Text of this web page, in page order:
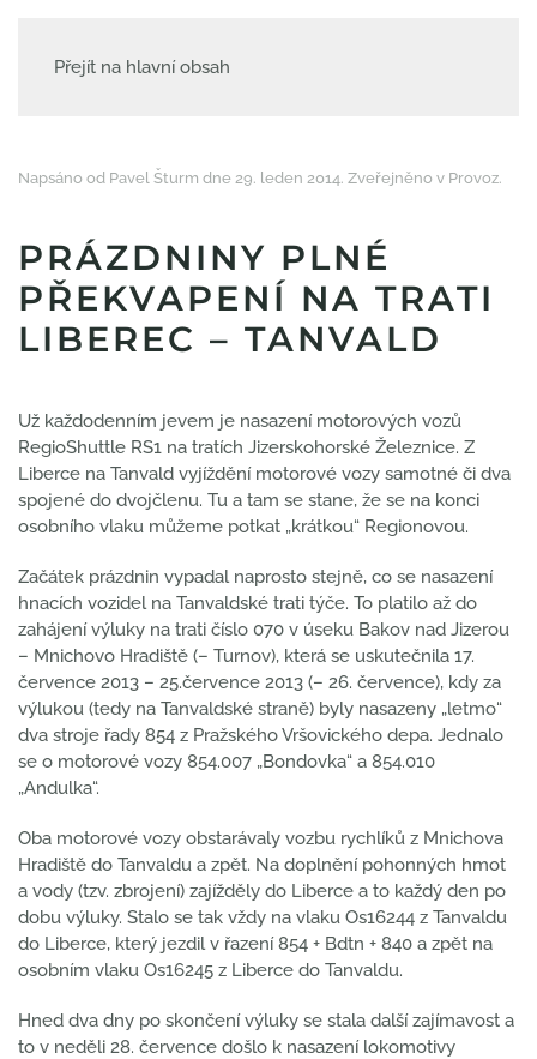
Přejít na hlavní obsah
Napsáno od Pavel Šturm dne 29. leden 2014. Zveřejněno v Provoz.
PRÁZDNINY PLNÉ
PŘEKVAPENÍ NA TRATI
LIBEREC – TANVALD
Už každodenním jevem je nasazení motorových vozů
RegioShuttle RS1 na tratích Jizerskohorské Železnice. Z
Liberce na Tanvald vyjíždění motorové vozy samotné či dva
spojené do dvojčlenu. Tu a tam se stane, že se na konci
osobního vlaku můžeme potkat „krátkou“ Regionovou.
Začátek prázdnin vypadal naprosto stejně, co se nasazení
hnacích vozidel na Tanvaldské trati týče. To platilo až do
zahájení výluky na trati číslo 070 v úseku Bakov nad Jizerou
– Mnichovo Hradiště (– Turnov), která se uskutečnila 17.
července 2013 – 25.července 2013 (– 26. července), kdy za
výlukou (tedy na Tanvaldské straně) byly nasazeny „letmo“
dva stroje řady 854 z Pražského Vršovického depa. Jednalo
se o motorové vozy 854.007 „Bondovka“ a 854.010
„Andulka“.
Oba motorové vozy obstarávaly vozbu rychlíků z Mnichova
Hradiště do Tanvaldu a zpět. Na doplnění pohonných hmot
a vody (tzv. zbrojení) zajížděly do Liberce a to každý den po
dobu výluky. Stalo se tak vždy na vlaku Os16244 z Tanvaldu
do Liberce, který jezdil v řazení 854 + Bdtn + 840 a zpět na
osobním vlaku Os16245 z Liberce do Tanvaldu.
Hned dva dny po skončení výluky se stala další zajímavost a
to v neděli 28. července došlo k nasazení lokomotivy